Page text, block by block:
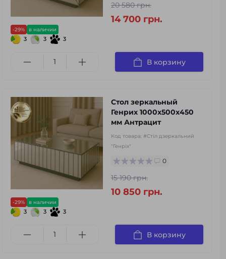
-29% в наличии
3 3 3
20 580 грн.
14 700 грн.
В корзину
-29% в наличии
3 3 3
Стол зеркальный
Генрих 1000х500х450
мм Антрацит
Код товара: #Стіл дзеркальний
"Генріх"
0
15 190 грн.
10 850 грн.
В корзину